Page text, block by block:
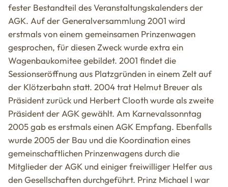
fester Bestandteil des Veranstaltungskalenders der
AGK. Auf der Generalversammlung 2001 wird
erstmals von einem gemeinsamen Prinzenwagen
gesprochen, für diesen Zweck wurde extra ein
Wagenbaukomitee gebildet. 2001 findet die
Sessionseröffnung aus Platzgründen in einem Zelt auf
der Klötzerbahn statt. 2004 trat Helmut Breuer als
Präsident zurück und Herbert Clooth wurde als zweite
Präsident der AGK gewählt. Am Karnevalssonntag
2005 gab es erstmals einen AGK Empfang. Ebenfalls
wurde 2005 der Bau und die Koordination eines
gemeinschaftlichen Prinzenwagens durch die
Mitglieder der AGK und einiger freiwilliger Helfer aus
den Gesellschaften durchgeführt. Prinz Michael I war